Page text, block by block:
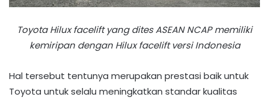
Toyota Hilux facelift yang dites ASEAN NCAP memiliki
kemiripan dengan Hilux facelift versi Indonesia
Hal tersebut tentunya merupakan prestasi baik untuk
Toyota untuk selalu meningkatkan standar kualitas